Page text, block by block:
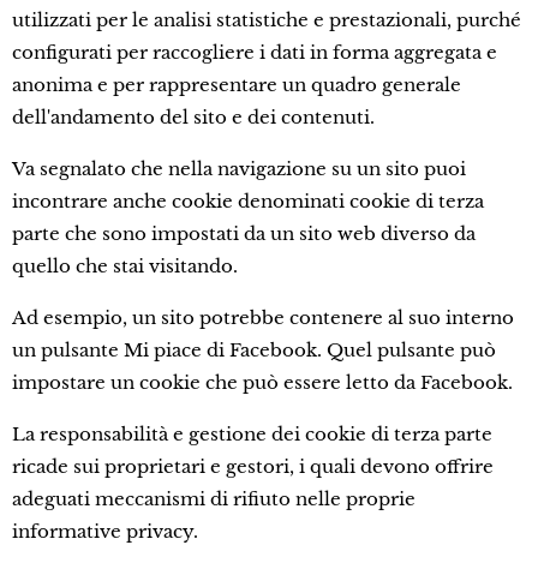
utilizzati per le analisi statistiche e prestazionali, purché
configurati per raccogliere i dati in forma aggregata e
anonima e per rappresentare un quadro generale
dell'andamento del sito e dei contenuti.
Va segnalato che nella navigazione su un sito puoi
incontrare anche cookie denominati cookie di terza
parte che sono impostati da un sito web diverso da
quello che stai visitando.
Ad esempio, un sito potrebbe contenere al suo interno
un pulsante Mi piace di Facebook. Quel pulsante può
impostare un cookie che può essere letto da Facebook.
La responsabilità e gestione dei cookie di terza parte
ricade sui proprietari e gestori, i quali devono offrire
adeguati meccanismi di rifiuto nelle proprie
informative privacy.